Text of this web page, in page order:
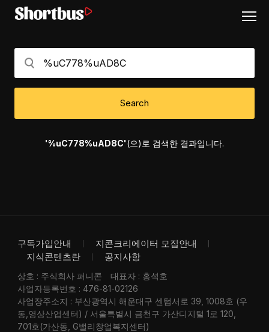
Search
'%uC778%uAD8C'(으)로 검색한 결과입니다.
구독가입안내
지콘크리에이터 모집안내
지식콘텐츠란
공지사항
상호 : 주식회사 퍼니콘
대표자 : 홍석호
사업자등록번호 : 476-81-02126
사업장주소지 : 부산광역시 해운대구 센텀서로 39, 1008호 (우
동,영상산업센터) / 서울특별시 금천구 가산디지털 1로 120,
701호(가산동, G밸리창업복지센터)